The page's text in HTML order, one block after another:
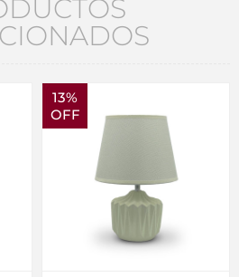
13%
OFF